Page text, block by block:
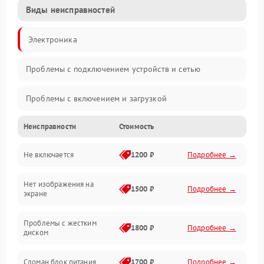
Виды неисправностей
Электроника
Проблемы с подключением устройств и сетью
Проблемы с включением и загрузкой
Проблемы с изображением и монитором
Проблемы с производительностью и стабильностью
Прочие специфичные проблемы
Неисправности Стоимость
Не включается 1200 ₽ Подробнее →
Нет изображения на
экране
1500 ₽ Подробнее →
Проблемы с жестким
диском
1800 ₽ Подробнее →
Сломан блок питания 1700 ₽ Подробнее →